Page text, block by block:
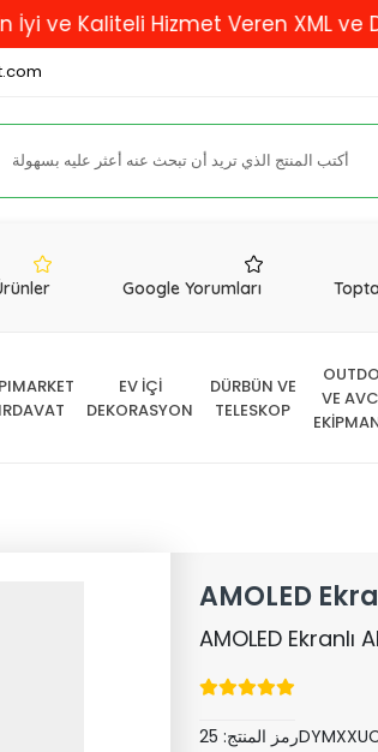
Hizmet Veren XML ve
Google Yorumları
EV İÇİ
DEKORASYON
DÜRBÜN VE
TELESKOP
VE
AMOLED
AMOLED Ekranlı
رمز المنتج: